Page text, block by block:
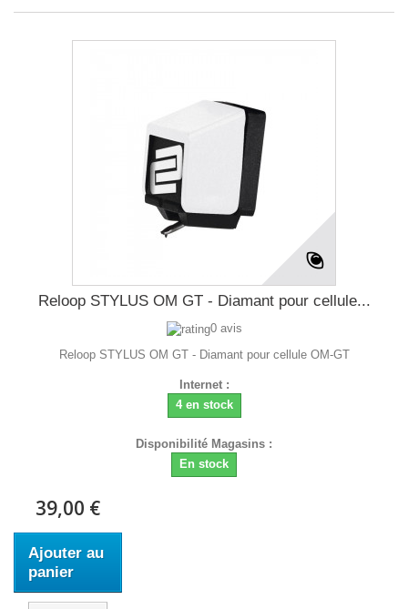
Reloop STYLUS OM GT - Diamant pour cellule...
0 avis
Reloop STYLUS OM GT - Diamant pour cellule OM-GT
Internet :
4 en stock
Disponibilité Magasins :
En stock
39,00 €
Ajouter au
panier